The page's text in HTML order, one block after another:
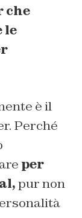
che
le
è il
Perché
per
pur non